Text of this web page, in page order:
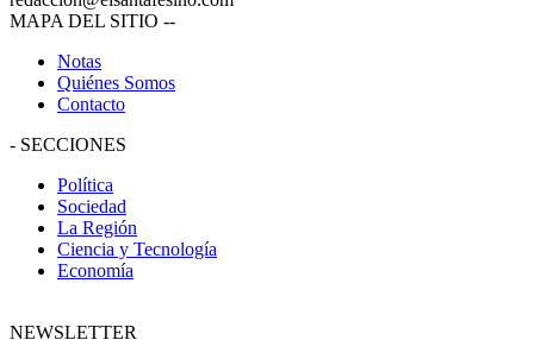
MAPA DEL SITIO --
Notas
Quiénes Somos
Contacto
- SECCIONES
Política
Sociedad
La Región
Ciencia y Tecnología
Economía
NEWSLETTER